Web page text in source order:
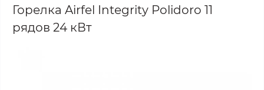
Горелка Airfel Integrity Polidoro 11
рядов 24 кВт